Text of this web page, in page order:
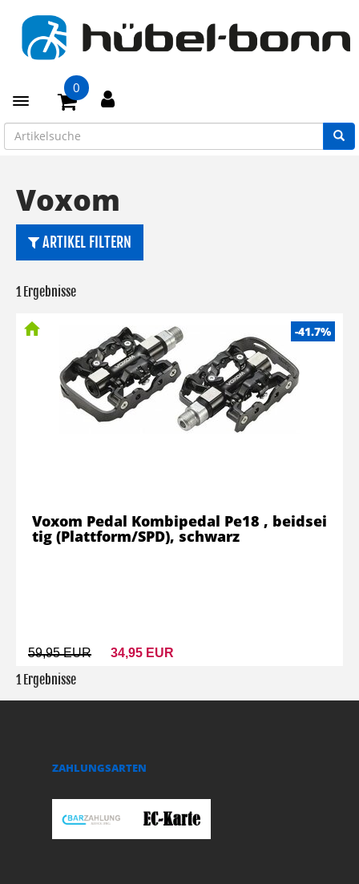
Toggle navigation
0
Voxom
ARTIKEL FILTERN
1 Ergebnisse
-41.7%
59,95 EUR 34,95 EUR
Voxom Pedal Kombipedal Pe18 , beidsei
tig (Plattform/SPD), schwarz
1 Ergebnisse
ZAHLUNGSARTEN